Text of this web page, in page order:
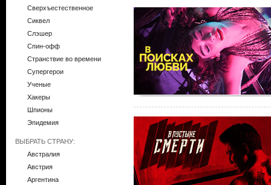
Сверхъестественное
Сиквел
Слэшер
Спин-офф
Странствие во времени
Супергерои
Ученые
Хакеры
Шпионы
Эпидемия
ВЫБРАТЬ СТРАНУ:
Австралия
Австрия
Аргентина